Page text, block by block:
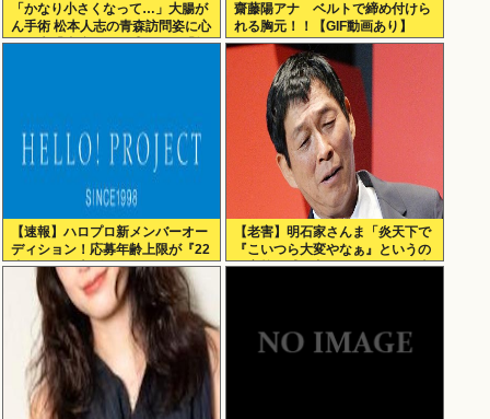
「かなり小さくなって…」大腸が
ん手術 松本人志の青森訪問姿に心
配の声「脂肪のない感じが」「無
齋藤陽アナ ベルトで締め付けら
れる胸元！！【GIF動画あり】
【速報】ハロプロ新メンバーオー
ディション！応募年齢上限が『22
歳』に引き上げられる
【老害】明石家さんま「炎天下で
『こいつら大変やなぁ』というの
が高校野球の良さ。ナイターが当